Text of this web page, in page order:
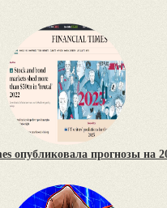
опубликовала прогнозы на